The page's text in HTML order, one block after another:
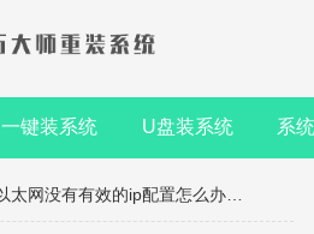
一键装系统 U盘装系统 系
win10以太网没有有效的ip配置怎么办？win10以太网没有有效的ip配置解决方法